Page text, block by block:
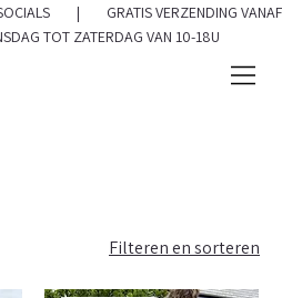
SOCIALS | GRATIS VERZENDING VANAF
TOT ZATERDAG VAN 10-18U
Filteren en sorteren